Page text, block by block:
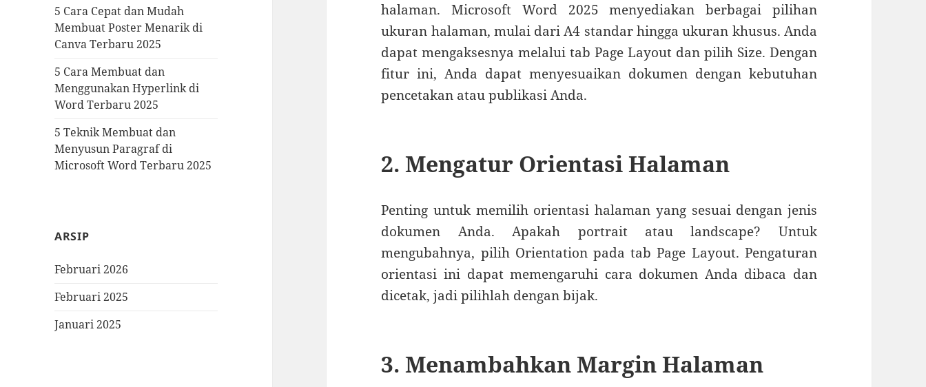
5 Cara Cepat dan Mudah
Membuat Poster Menarik di
Canva Terbaru 2025
5 Cara Membuat dan
Menggunakan Hyperlink di
Word Terbaru 2025
5 Teknik Membuat dan
Menyusun Paragraf di
Microsoft Word Terbaru 2025
ARSIP
Februari 2026
Februari 2025
Januari 2025
halaman. Microsoft Word 2025 menyediakan berbagai pilihan
ukuran halaman, mulai dari A4 standar hingga ukuran khusus. Anda
dapat mengaksesnya melalui tab Page Layout dan pilih Size. Dengan
fitur ini, Anda dapat menyesuaikan dokumen dengan kebutuhan
pencetakan atau publikasi Anda.
2. Mengatur Orientasi Halaman
Penting untuk memilih orientasi halaman yang sesuai dengan jenis
dokumen Anda. Apakah portrait atau landscape? Untuk
mengubahnya, pilih Orientation pada tab Page Layout. Pengaturan
orientasi ini dapat memengaruhi cara dokumen Anda dibaca dan
dicetak, jadi pilihlah dengan bijak.
3. Menambahkan Margin Halaman